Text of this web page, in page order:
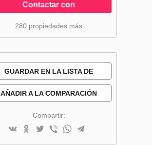
Contactar con
280 propiedades más
GUARDAR EN LA LISTA DE
AÑADIR A LA COMPARACIÓN
Compartir: